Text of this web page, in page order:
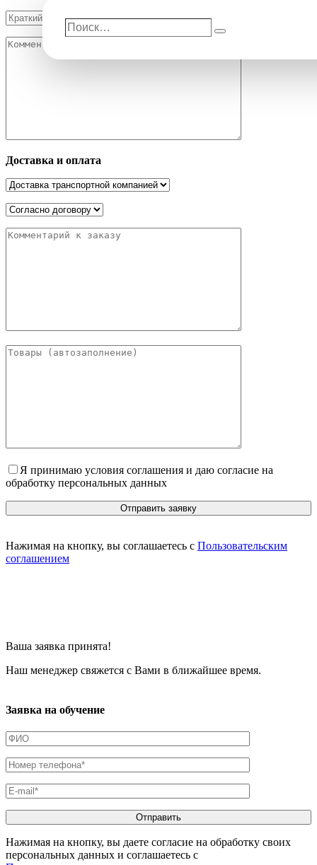
Доставка и оплата
Я принимаю условия соглашения и даю согласие на
обработку персональных данных
Нажимая на кнопку, вы соглашаетесь с Пользовательским
соглашением
Ваша заявка принята!
Наш менеджер свяжется с Вами в ближайшее время.
Заявка на обучение
Нажимая на кнопку, вы даете согласие на обработку своих
персональных данных и соглашаетесь с
Поиск…
Поиск